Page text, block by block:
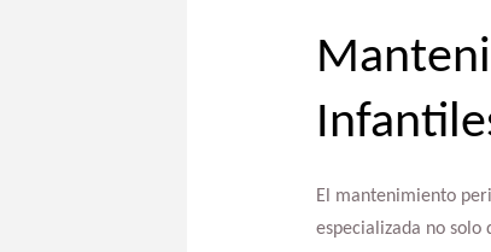
El mantenimiento
especializada no